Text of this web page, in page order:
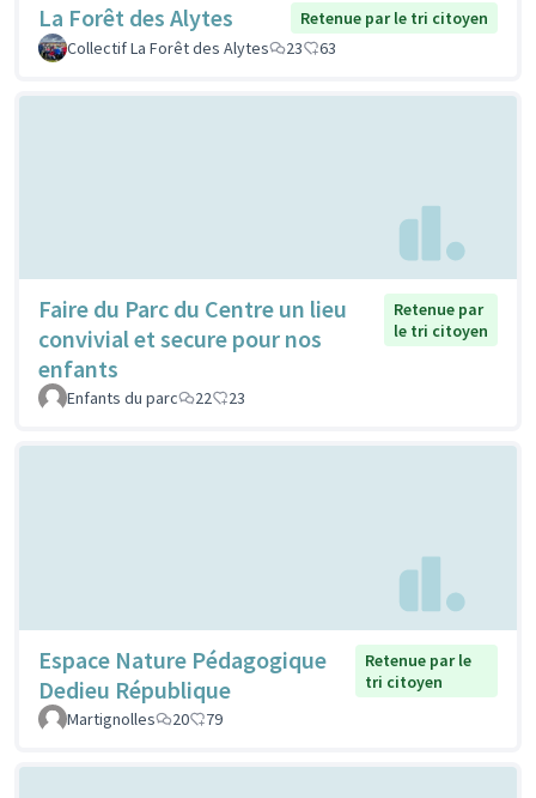
La Forêt des Alytes
Retenue par le tri citoyen
Collectif La Forêt des Alytes
23 63
Faire du Parc du Centre un lieu
convivial et secure pour nos
enfants
Retenue par
le tri citoyen
Enfants du parc 22 23
Espace Nature Pédagogique
Dedieu République
Retenue par le
tri citoyen
Martignolles
20 79